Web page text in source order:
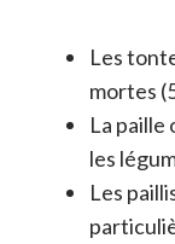
Les
mortes
La paille
les
Les